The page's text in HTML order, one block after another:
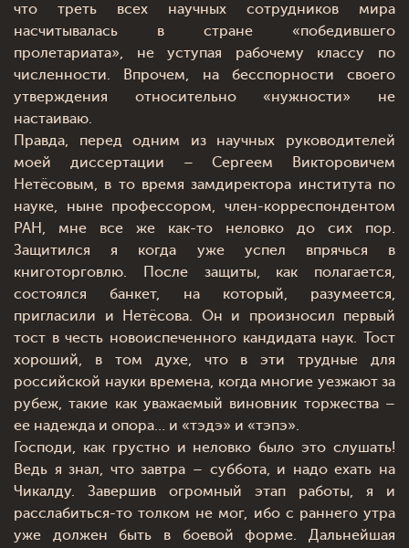
что треть всех научных сотрудников мира
насчитывалась в стране «победившего
пролетариата», не уступая рабочему классу по
численности. Впрочем, на бесспорности своего
утверждения относительно «нужности» не
настаиваю.
Правда, перед одним из научных руководителей
моей диссертации – Сергеем Викторовичем
Нетёсовым, в то время замдиректора института по
науке, ныне профессором, член-корреспондентом
РАН, мне все же как-то неловко до сих пор.
Защитился я когда уже успел впрячься в
книготорговлю. После защиты, как полагается,
состоялся банкет, на который, разумеется,
пригласили и Нетёсова. Он и произносил первый
тост в честь новоиспеченного кандидата наук. Тост
хороший, в том духе, что в эти трудные для
российской науки времена, когда многие уезжают за
рубеж, такие как уважаемый виновник торжества –
ее надежда и опора… и «тэдэ» и «тэпэ».
Господи, как грустно и неловко было это слушать!
Ведь я знал, что завтра – суббота, и надо ехать на
Чикалду. Завершив огромный этап работы, я и
расслабиться-то толком не мог, ибо с раннего утра
уже должен быть в боевой форме. Дальнейшая